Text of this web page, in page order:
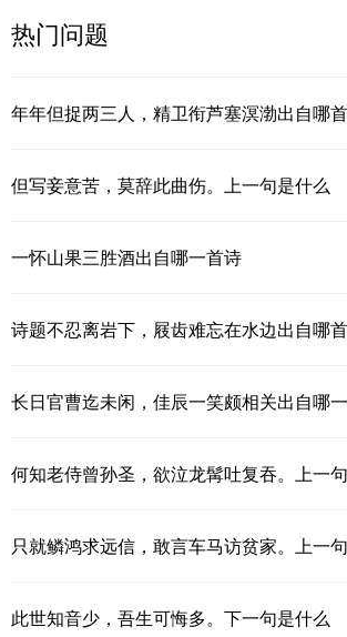
热门问题
年年但捉两三人，精卫衔芦塞溟渤出自哪
但写妾意苦，莫辞此曲伤。上一句是什么
一怀山果三胜酒出自哪一首诗
诗题不忍离岩下，屐齿难忘在水边出自哪
长日官曹迄未闲，佳辰一笑颇相关出自哪
何知老侍曾孙圣，欲泣龙髯吐复吞。上一
只就鳞鸿求远信，敢言车马访贫家。上一
此世知音少，吾生可悔多。下一句是什么